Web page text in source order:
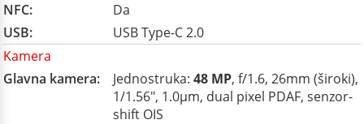
NFC:
Da
USB:
USB Type-C 2.0
Kamera
Glavna kamera:
Jednostruka: 48 MP, f/1.6, 26mm (široki),
1/1.56", 1.0µm, dual pixel PDAF, senzor-
shift OIS